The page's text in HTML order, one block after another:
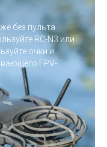
без пульта
RC-N3 или
очки и
FPV-